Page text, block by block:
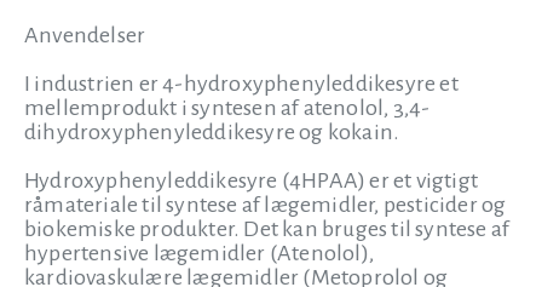
Anvendelser
I industrien er 4-hydroxyphenyleddikesyre et
mellemprodukt i syntesen af atenolol, 3,4-
dihydroxyphenyleddikesyre og kokain.
Hydroxyphenyleddikesyre (4HPAA) er et vigtigt
råmateriale til syntese af lægemidler, pesticider og
biokemiske produkter. Det kan bruges til syntese af
hypertensive lægemidler (Atenolol),
kardiovaskulære lægemidler (Metoprolol og